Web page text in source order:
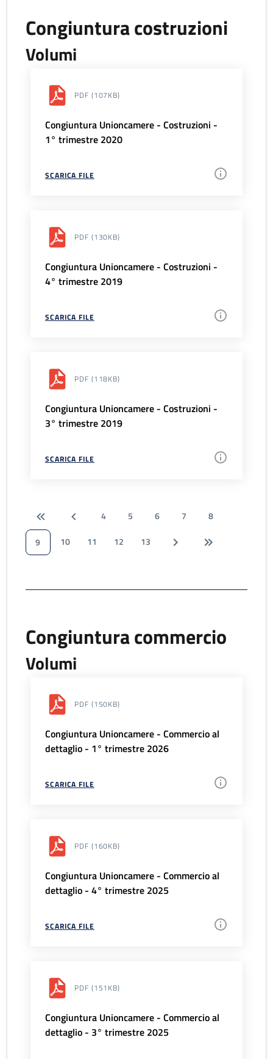
Congiuntura costruzioni
Volumi
PDF (107KB)
Congiuntura Unioncamere - Costruzioni -
1° trimestre 2020
SCARICA FILE
PDF (130KB)
Congiuntura Unioncamere - Costruzioni -
4° trimestre 2019
SCARICA FILE
PDF (118KB)
Congiuntura Unioncamere - Costruzioni -
3° trimestre 2019
SCARICA FILE
4 5 6 7
8
9
10 11 12 13
Congiuntura commercio
Volumi
PDF (150KB)
Congiuntura Unioncamere - Commercio al
dettaglio - 1° trimestre 2026
SCARICA FILE
PDF (160KB)
Congiuntura Unioncamere - Commercio al
dettaglio - 4° trimestre 2025
SCARICA FILE
PDF (151KB)
Congiuntura Unioncamere - Commercio al
dettaglio - 3° trimestre 2025